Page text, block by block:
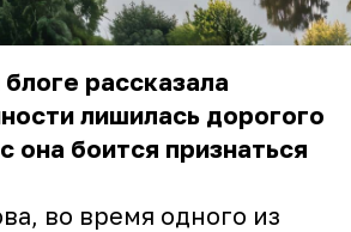
рассказала
лишилась дорогого
она боится признаться
во время одного из